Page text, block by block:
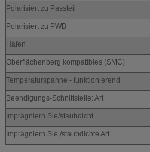
Polarisiert zu Passteil
Polarisiert zu PWB
Häfen
Oberflächenberg kompatibles (SMC)
Temperaturspanne - funktionierend
Beendigungs-Schnittstelle: Art
Imprägniern Sie/staubdicht
Imprägniern Sie,/staubdichte Art